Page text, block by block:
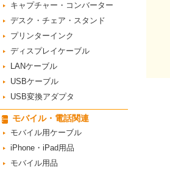
キャプチャー・コンバーター
デスク・チェア・スタンド
プリンターインク
ディスプレイケーブル
LANケーブル
USBケーブル
USB変換アダプタ
モバイル・電話関連
モバイル用ケーブル
iPhone・iPad用品
モバイル用品